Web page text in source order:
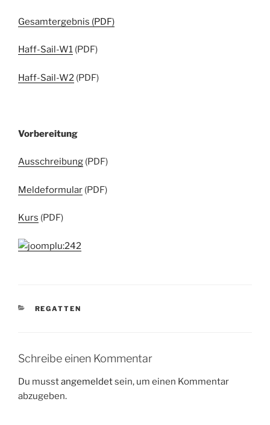
Gesamtergebnis (PDF)
Haff-Sail-W1 (PDF)
Haff-Sail-W2 (PDF)
Vorbereitung
Ausschreibung (PDF)
Meldeformular (PDF)
Kurs (PDF)
KATEGORIEN
REGATTEN
Schreibe einen Kommentar
Du musstangemeldetsein, um einen Kommentar
abzugeben.